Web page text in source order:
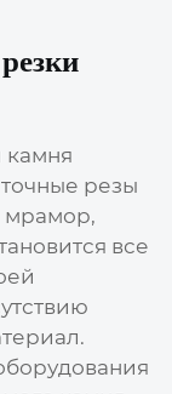
камня
резы
мрамор,
все